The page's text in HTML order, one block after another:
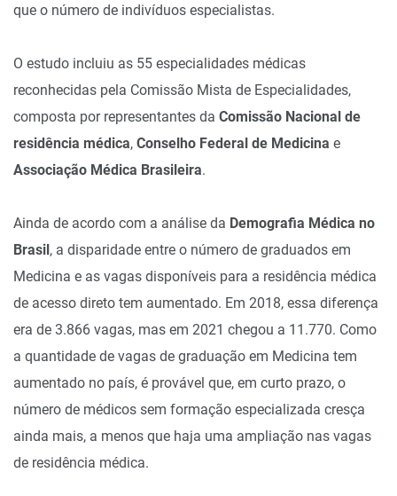
que o número de indivíduos especialistas.
O estudo incluiu as 55 especialidades médicas
reconhecidas pela Comissão Mista de Especialidades,
composta por representantes da Comissão Nacional de
residência médica, Conselho Federal de Medicina e
Associação Médica Brasileira.
Ainda de acordo com a análise da Demografia Médica no
Brasil, a disparidade entre o número de graduados em
Medicina e as vagas disponíveis para a residência médica
de acesso direto tem aumentado. Em 2018, essa diferença
era de 3.866 vagas, mas em 2021 chegou a 11.770. Como
a quantidade de vagas de graduação em Medicina tem
aumentado no país, é provável que, em curto prazo, o
número de médicos sem formação especializada cresça
ainda mais, a menos que haja uma ampliação nas vagas
de residência médica.